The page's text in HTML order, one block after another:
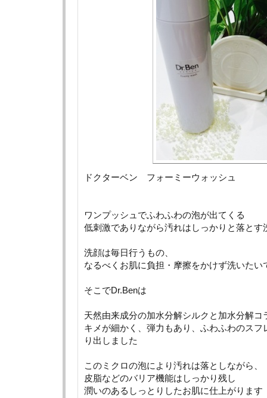
ドクターベン フォーミーウォッシュ
ワンプッシュでふわふわの泡が出てくる
低刺激でありながら汚れはしっかりと落とす
洗顔は毎日行うもの、
なるべくお肌に負担・摩擦をかけず洗いたい
そこでDr.Benは
天然由来成分の加水分解シルクと加水分解コ
キメが細かく、弾力もあり、ふわふわのス
り出しました
このミクロの泡により汚れは落としながら、
皮脂などのバリア機能はしっかり残し
潤いのあるしっとりしたお肌に仕上がります